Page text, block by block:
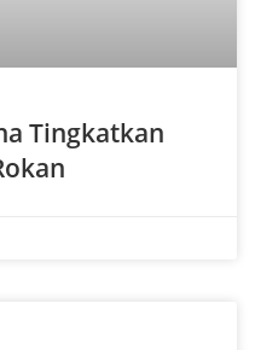
Tingkatkan